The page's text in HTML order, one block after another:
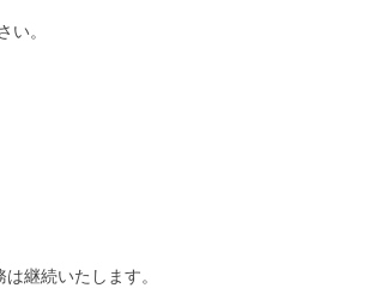
。
継続いたします。